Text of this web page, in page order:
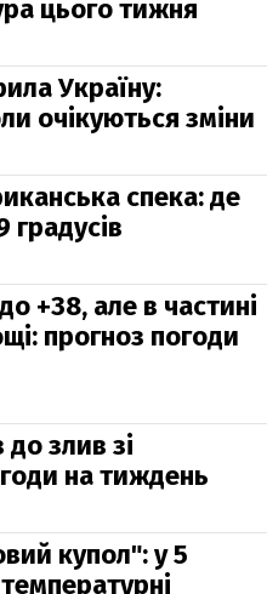
цього тижня
Україну:
очікуються зміни
спека: де
градусів
+38, але в частині
прогноз погоди
до злив зі
на тиждень
купол": у 5